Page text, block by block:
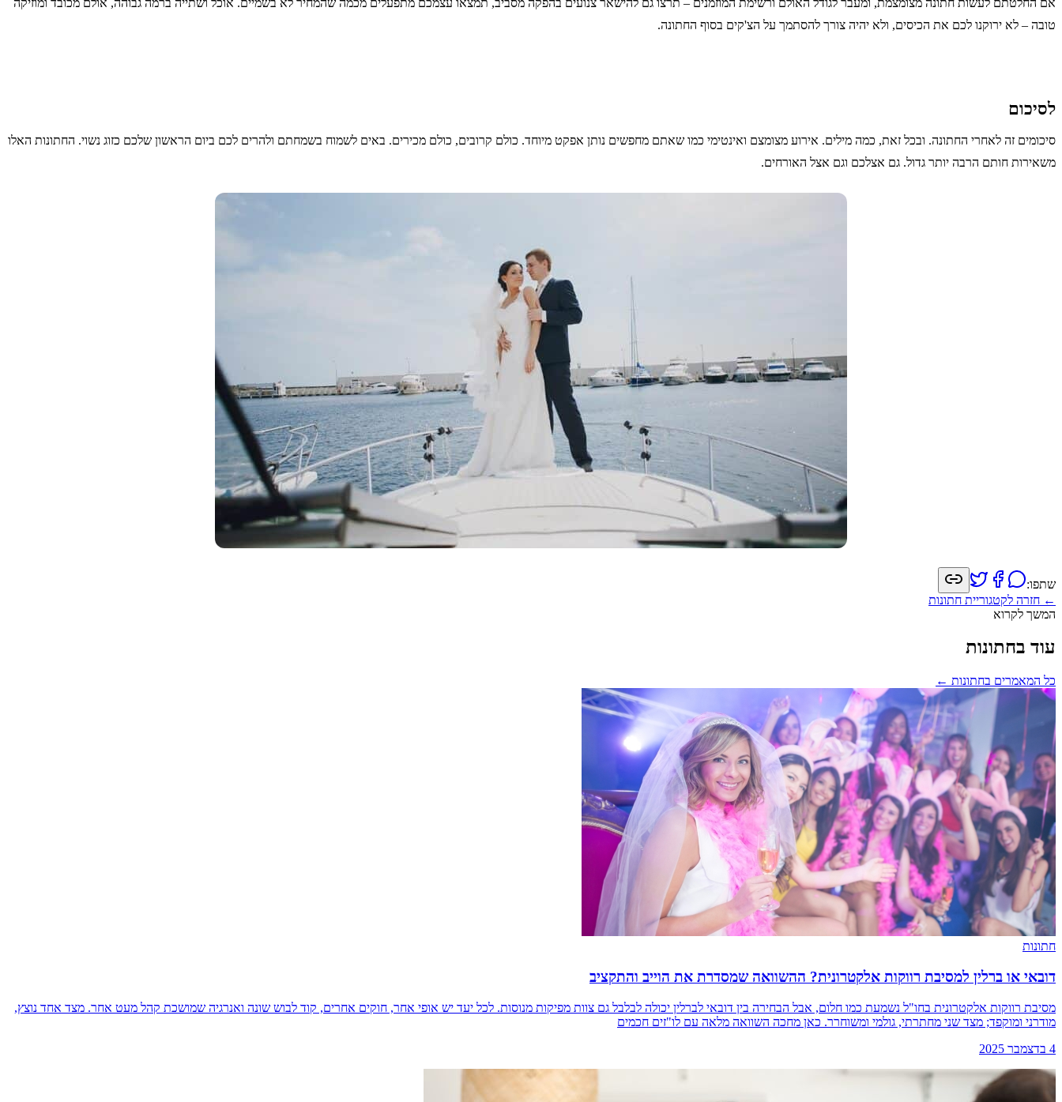
אם החלטתם לעשות חתונה מצומצמת, ומעבר לגודל האולם ורשימת המוזמנים – תרצו גם להישאר צנועים בהפקה מסביב, תמצאו עצמכם מתפעלים מכמה שהמחיר לא בשמיים. אוכל ושתייה ברמה גבוהה, אולם מכובד ומוזיקה
טובה – לא ירוקנו לכם את הכיסים, ולא יהיה צורך להסתמך על הצ'קים בסוף החתונה.
לסיכום
סיכומים זה לאחרי החתונה. ובכל זאת, כמה מילים. אירוע מצומצם ואינטימי כמו שאתם מחפשים נותן אפקט מיוחד. כולם קרובים, כולם מכירים. באים לשמוח בשמחתם ולהרים לכם ביום הראשון שלכם כזוג נשוי. החתונות האלו
משאירות חותם הרבה יותר גדול. גם אצלכם וגם אצל האורחים.
שתפו:
← חזרה לקטגוריית חתונות
המשך לקרוא
עוד בחתונות
כל המאמרים בחתונות ←
חתונות
דובאי או ברלין למסיבת רווקות אלקטרונית? ההשוואה שמסדרת את הוייב והתקציב
מסיבת רווקות אלקטרונית בחו"ל נשמעת כמו חלום, אבל הבחירה בין דובאי לברלין יכולה לבלבל גם צוות מפיקות מנוסות. לכל יעד יש אופי אחר, חוקים אחרים, קוד לבוש שונה ואנרגיה שמושכת קהל מעט אחר. מצד אחד נוצץ,
מודרני ומוקפד; מצד שני מחתרתי, גולמי ומשוחרר. כאן מחכה השוואה מלאה עם לו"זים חכמים
4 בדצמבר 2025